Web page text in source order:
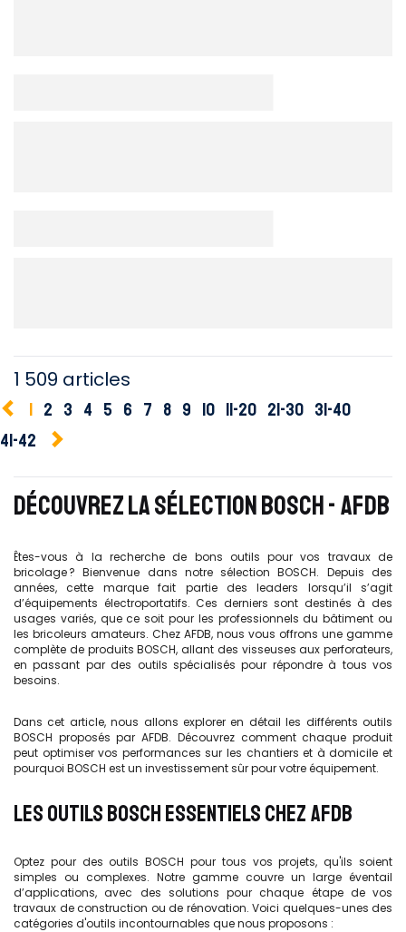
1 509 articles
1 2 3 4 5 6 7 8 9 10 11-20 21-30 31-40
41-42
DÉCOUVREZ LA SÉLECTION BOSCH - AFDB
Êtes-vous à la recherche de bons outils pour vos travaux de
bricolage ? Bienvenue dans notre sélection BOSCH. Depuis des
années, cette marque fait partie des leaders lorsqu’il s’agit
d’équipements électroportatifs. Ces derniers sont destinés à des
usages variés, que ce soit pour les professionnels du bâtiment ou
les bricoleurs amateurs. Chez AFDB, nous vous offrons une gamme
complète de produits BOSCH, allant des visseuses aux perforateurs,
en passant par des outils spécialisés pour répondre à tous vos
besoins.
Dans cet article, nous allons explorer en détail les différents outils
BOSCH proposés par AFDB. Découvrez comment chaque produit
peut optimiser vos performances sur les chantiers et à domicile et
pourquoi BOSCH est un investissement sûr pour votre équipement.
LES OUTILS BOSCH ESSENTIELS CHEZ AFDB
Optez pour des outils BOSCH pour tous vos projets, qu'ils soient
simples ou complexes. Notre gamme couvre un large éventail
d’applications, avec des solutions pour chaque étape de vos
travaux de construction ou de rénovation. Voici quelques-unes des
catégories d'outils incontournables que nous proposons :